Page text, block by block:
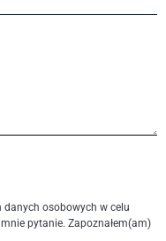
osobowych w celu
pytanie. Zapoznałem(am)